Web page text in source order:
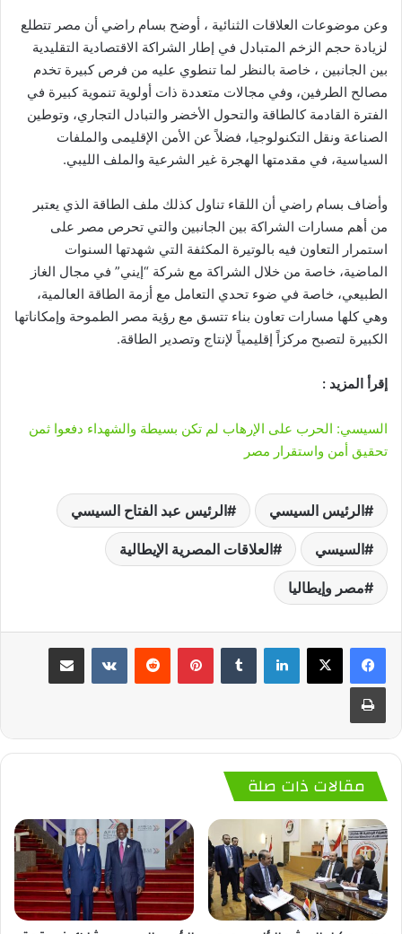
وعن موضوعات العلاقات الثنائية ، أوضح بسام راضي أن مصر تتطلع
لزيادة حجم الزخم المتبادل في إطار الشراكة الاقتصادية التقليدية
بين الجانبين ، خاصة بالنظر لما تنطوي عليه من فرص كبيرة تخدم
مصالح الطرفين، وفي مجالات متعددة ذات أولوية تنموية كبيرة في
الفترة القادمة كالطاقة والتحول الأخضر والتبادل التجاري، وتوطين
الصناعة ونقل التكنولوجيا، فضلاً عن الأمن الإقليمى والملفات
السياسية، في مقدمتها الهجرة غير الشرعية والملف الليبي.
وأضاف بسام راضي أن اللقاء تناول كذلك ملف الطاقة الذي يعتبر
من أهم مسارات الشراكة بين الجانبين والتي تحرص مصر على
استمرار التعاون فيه بالوتيرة المكثفة التي شهدتها السنوات
الماضية، خاصة من خلال الشراكة مع شركة “إيني” في مجال الغاز
الطبيعي، خاصة في ضوء تحدي التعامل مع أزمة الطاقة العالمية،
وهي كلها مسارات تعاون بناء تتسق مع رؤية مصر الطموحة وإمكاناتها
الكبيرة لتصبح مركزاً إقليمياً لإنتاج وتصدير الطاقة.
إقرأ المزيد :
السيسي: الحرب على الإرهاب لم تكن بسيطة والشهداء دفعوا ثمن
تحقيق أمن واستقرار مصر
الرئيس السيسي الرئيس عبد الفتاح السيسي
السيسي العلاقات المصرية الإيطالية
مصر وإيطاليا
لينكدإن بينتيريست
مقالات ذات صلة